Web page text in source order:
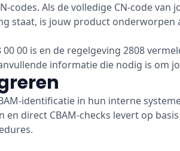
codes. Als de volledige CN-code
staat, is jouw product onderworpen
00 is en de regelgeving 2808
informatie die nodig is om
identificatie in hun interne
direct CBAM-checks levert op